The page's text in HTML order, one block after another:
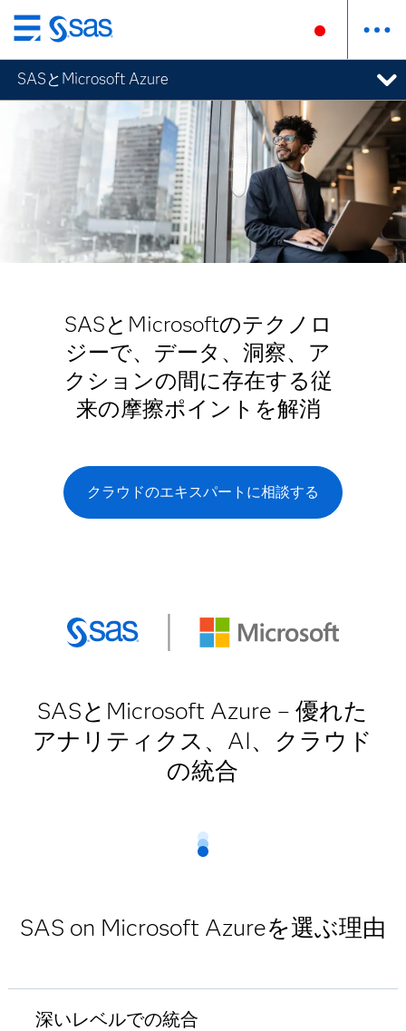
Skip
to
main
content
SASとMicrosoft Azure
SASとMicrosoftのテクノロ
ジーで、データ、洞察、ア
クションの間に存在する従
来の摩擦ポイントを解消
クラウドのエキスパートに相談する
SASとMicrosoft Azure – 優れた
アナリティクス、AI、クラウド
の統合
SAS on Microsoft Azureを選ぶ理由
深いレベルでの統合